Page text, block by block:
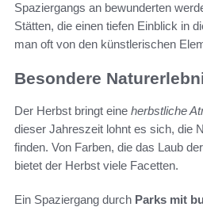
Spaziergangs an bewunderten
Stätten, die einen tiefen Einblick in
man oft von den künstlerischen
Besondere
Der Herbst bringt eine herbstliche
dieser Jahreszeit lohnt es sich, die
finden. Von Farben, die das Laub
bietet der Herbst viele Facetten.
Ein Spaziergang durch Parks mit